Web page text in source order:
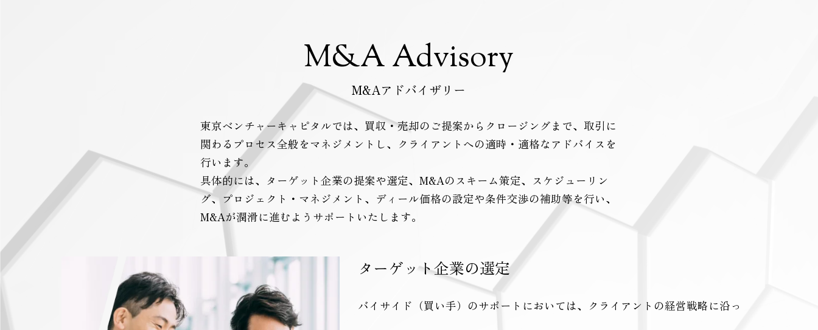
M&A Advisory
M&Aアドバイザリー
東京ベンチャーキャピタルでは、買収・売却のご提案からクロージングまで、取引に
関わるプロセス全般をマネジメントし、クライアントへの適時・適格なアドバイスを
行います。
具体的には、ターゲット企業の提案や選定、M&Aのスキーム策定、スケジューリン
グ、プロジェクト・マネジメント、ディール価格の設定や条件交渉の補助等を行い、
M&Aが潤滑に進むようサポートいたします。
ターゲット企業の選定
バイサイド（買い手）のサポートにおいては、クライアントの経営戦略に沿っ